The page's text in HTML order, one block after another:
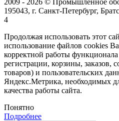
195043, г. Санкт-Петербург,
4
Продолжая использовать этот
использование файлов cookies
корректной работы функционала
регистрации, корзины, заказов,
товаров) и пользовательских
Яндекс.Метрика, необходимых
качества работы сайта.
Понятно
Подробнее